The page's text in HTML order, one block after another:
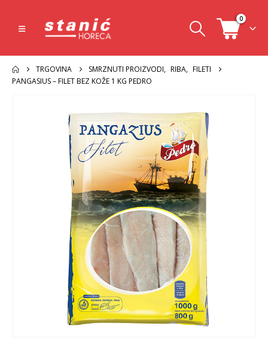
0
TRGOVINA SMRZNUTI PROIZVODI, RIBA, FILETI
PANGASIUS – FILET BEZ KOŽE 1 KG PEDRO